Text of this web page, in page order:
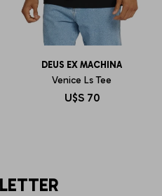
DEUS EX MACHINA
Venice Ls Tee
U$S 70